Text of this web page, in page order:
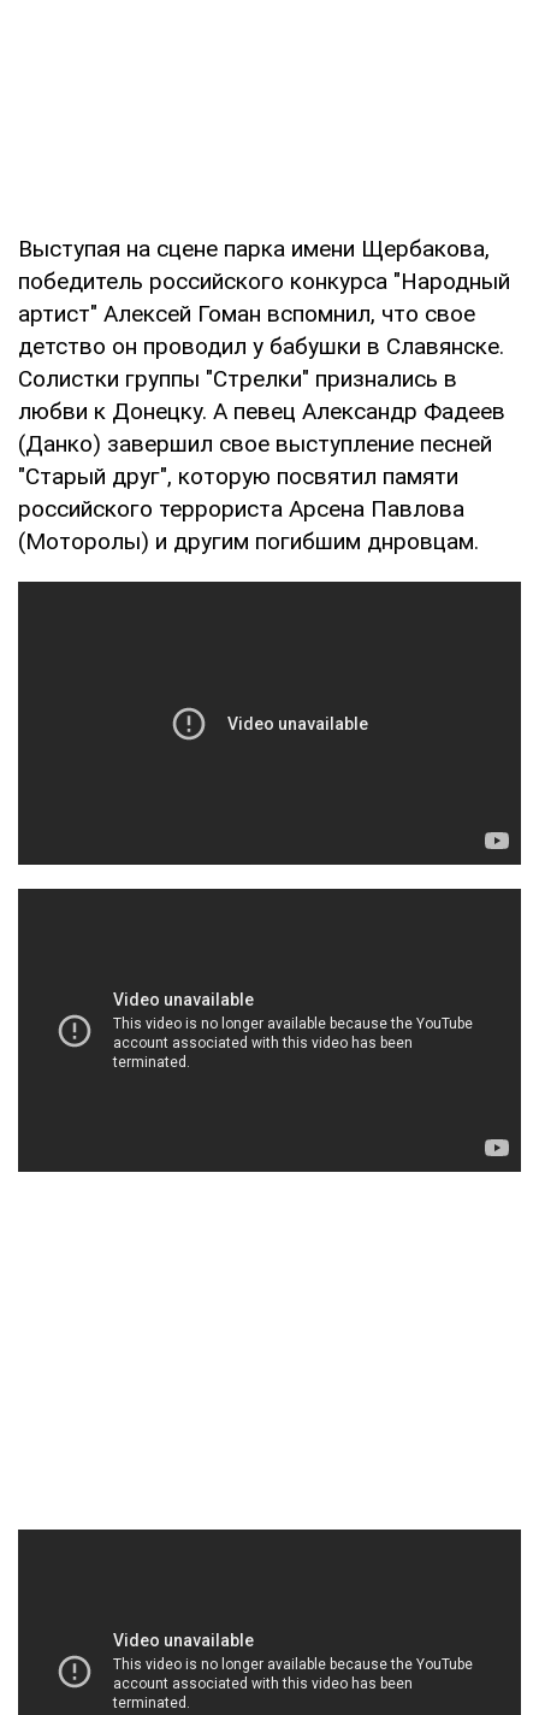
Выступая на сцене парка имени Щербакова,
победитель российского конкурса "Народный
артист" Алексей Гоман вспомнил, что свое
детство он проводил у бабушки в Славянске.
Солистки группы "Стрелки" признались в
любви к Донецку. А певец Александр Фадеев
(Данко) завершил свое выступление песней
"Старый друг", которую посвятил памяти
российского террориста Арсена Павлова
(Моторолы) и другим погибшим днровцам.